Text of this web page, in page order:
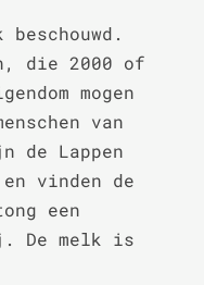
die 2000 of
mogen
van
de Lappen
vinden de
een
De melk is